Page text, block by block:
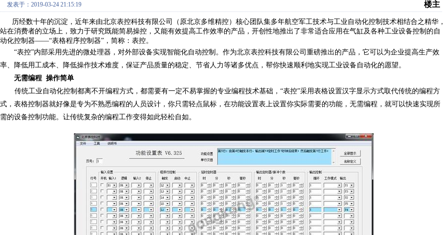
发表于：2019-03-24 21:15:19 楼主
历经数十年的沉淀， 近年来由北京表控科技有限公司（原北京多维精控）核心团队集多年航空军工技术与工业自动化控制技术相结合之精华，
站在消费者的立场上，致力于研究既能简易操控，又能有效提高工作效率的产品，开创性地推出了非常适合应用在气缸及各种工业设备控制的自
动化控制器——“表格程序控制器”，简称：表控。
“表控”内部采用先进的微处理器，对外部设备实现智能化自动控制。作为北京表控科技有限公司重磅推出的产品，它可以为企业提高生产效
率、降低用工成本、降低操作技术难度，保证产品质量的稳定、节省人力等诸多优点，帮你快速顺利地实现工业设备自动化的愿望。
无需编程 操作简单
传统工业自动化控制都离不开编程方式，都需要有一定不易掌握的专业编程技术基础，“表控”采用表格设置汉字显示方式取代传统的编程方
式，表格控制器就好像是专为不熟悉编程的人员设计，你只需轻点鼠标，在功能设置表上设置你实际需要的功能，无需编程，就可以快速实现所
需的设备控制功能。让传统复杂的编程工作变得如此轻松自如。